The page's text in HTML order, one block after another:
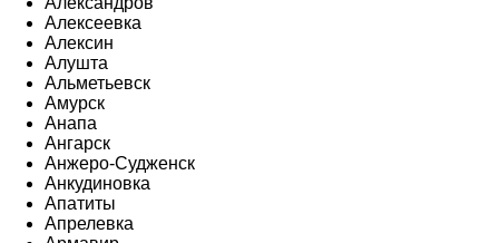
Алексеевка
Алексин
Алушта
Альметьевск
Амурск
Анапа
Ангарск
Анжеро-Судженск
Анкудиновка
Апатиты
Апрелевка